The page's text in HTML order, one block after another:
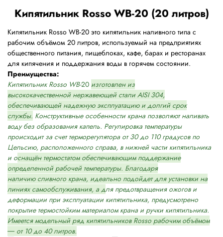
Кипятильник Rosso WB-20 (20 литров)
Кипятильник Rosso WB-20 это кипятильник наливного типа с
рабочим объёмом 20 литров, используемый на предприятиях
общественного питания, пищеблоках, кафе, барах и ресторанах
для кипячения и поддержания воды в горячем состоянии.
Преимущества:
Кипятильник Rosso WB-20 изготовлен из
высококачественной нержавеющей стали AISI 304,
обеспечивающей надежную эксплуатацию и долгий срок
службы. Конструктивные особенности крана позволяют наливать
воду без образования капель. Регулировка температуры
происходит за счет терморегулятора от 30 до 110 градусов по
Цельсию, расположенного справа, в нижней части кипятильника
и оснащён термостатом обеспечивающим поддержание
определенной рабочей температуры. Благодаря
наличию сливного крана, идеально подойдет для установки на
линиях самообслуживания, а для предотвращения ожогов и
деформации при эксплуатации кипятильника, предусмотрено
покрытие термостойким материалом крана и ручки кипятильника.
Имеется модельный ряд кипятильников Rosso рабочим объёмом
― от 10 до 40 литров.